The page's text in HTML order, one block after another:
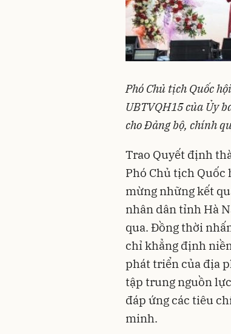
Phó Chủ tịch Quốc
UBTVQH15 của Ủy
cho Đảng bộ, chính
Trao Quyết định
Phó Chủ tịch
mừng những kết
nhân dân tỉnh Hà
qua. Đồng thời
chỉ khẳng định
phát triển của địa
tập trung nguồn
đáp ứng các tiêu
minh.